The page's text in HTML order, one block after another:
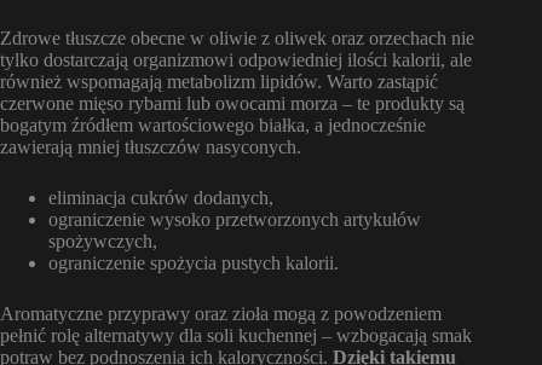
Zdrowe tłuszcze obecne w oliwie z oliwek oraz orzechach nie
tylko dostarczają organizmowi odpowiedniej ilości kalorii, ale
również wspomagają metabolizm lipidów. Warto zastąpić
czerwone mięso rybami lub owocami morza – te produkty są
bogatym źródłem wartościowego białka, a jednocześnie
zawierają mniej tłuszczów nasyconych.
eliminacja cukrów dodanych,
ograniczenie wysoko przetworzonych artykułów
spożywczych,
ograniczenie spożycia pustych kalorii.
Aromatyczne przyprawy oraz zioła mogą z powodzeniem
pełnić rolę alternatywy dla soli kuchennej – wzbogacają smak
potraw bez podnoszenia ich kaloryczności. Dzięki takiemu